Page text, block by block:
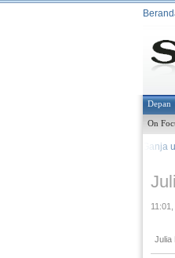
Depan
On
Jual Ganja
Julia